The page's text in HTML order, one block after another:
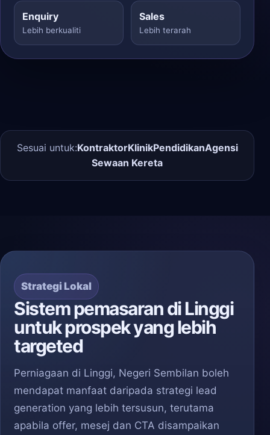
Enquiry
Lebih berkualiti
Sales
Lebih terarah
Sesuai untuk:KontraktorKlinikPendidikanAgensi
Sewaan Kereta
Strategi Lokal
Sistem pemasaran di Linggi
untuk prospek yang lebih
targeted
Perniagaan di Linggi, Negeri Sembilan boleh
mendapat manfaat daripada strategi lead
generation yang lebih tersusun, terutama
apabila offer, mesej dan CTA disampaikan